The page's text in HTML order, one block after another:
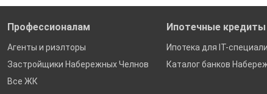
Профессионалам
Агенты и риэлторы
Застройщики Набережных Челнов
Все ЖК
Ипотечные кредиты
Ипотека для IT-
Каталог банков